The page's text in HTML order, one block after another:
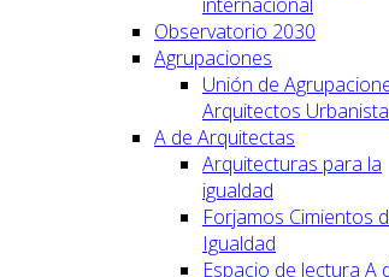
Observatorio 2030
Agrupaciones
Unión de
Arquitectos
A de Arquitectas
Arquitecturas para la
igualdad
Forjamos Cimientos
Igualdad
Espacio de lectura A